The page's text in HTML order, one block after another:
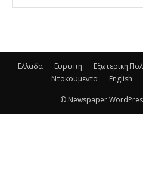
Ελλαδα Ευρωπη Εξωτερικη
Ντοκουμεντα
English
© Newspaper